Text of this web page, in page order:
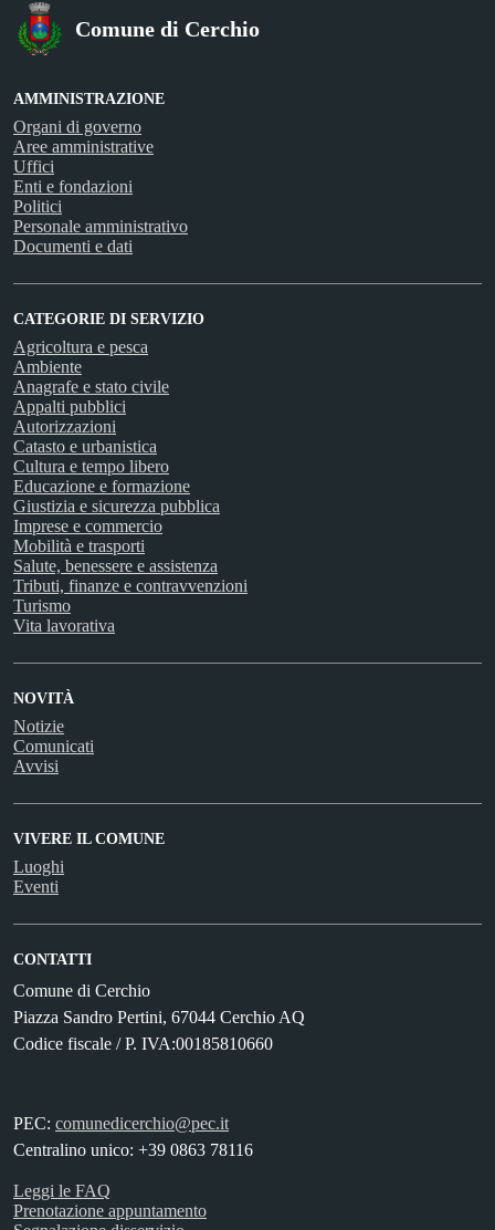
Comune di Cerchio
AMMINISTRAZIONE
Organi di governo
Aree amministrative
Uffici
Enti e fondazioni
Politici
Personale amministrativo
Documenti e dati
CATEGORIE DI SERVIZIO
Agricoltura e pesca
Ambiente
Anagrafe e stato civile
Appalti pubblici
Autorizzazioni
Catasto e urbanistica
Cultura e tempo libero
Educazione e formazione
Giustizia e sicurezza pubblica
Imprese e commercio
Mobilità e trasporti
Salute, benessere e assistenza
Tributi, finanze e contravvenzioni
Turismo
Vita lavorativa
NOVITÀ
Notizie
Comunicati
Avvisi
VIVERE IL COMUNE
Luoghi
Eventi
CONTATTI
Comune di Cerchio
Piazza Sandro Pertini, 67044 Cerchio AQ
Codice fiscale / P. IVA:00185810660
PEC: comunedicerchio@pec.it
Centralino unico: +39 0863 78116
Leggi le FAQ
Prenotazione appuntamento